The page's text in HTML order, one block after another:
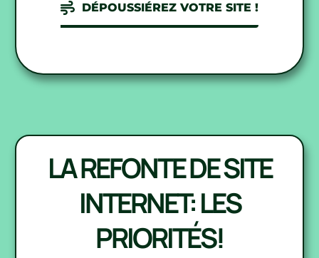
DÉPOUSSIÉREZ VOTRE SITE !
LA REFONTE DE SITE
INTERNET: LES
PRIORITÉS!